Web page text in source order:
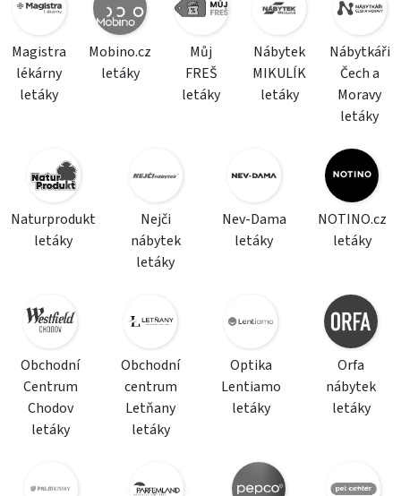
Magistra
lékárny
letáky
Mobino.cz
letáky
Můj
FREŠ
letáky
Nábytek
MIKULÍK
letáky
Nábytkáři
Čech a
Moravy
letáky
Naturprodukt
letáky
Nejči
nábytek
letáky
Nev-Dama
letáky
NOTINO.cz
letáky
Obchodní
Centrum
Chodov
letáky
Obchodní
centrum
Letňany
letáky
Optika
Lentiamo
letáky
Orfa
nábytek
letáky